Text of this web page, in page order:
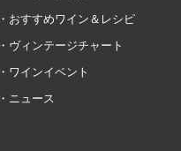
おすすめワイン＆レシピ
ヴィンテージチャート
ワインイベント
ニュース